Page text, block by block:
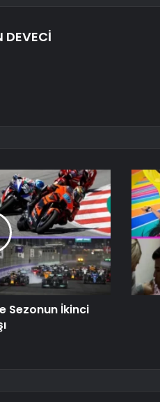
DEVECİ
Sezonun İkinci